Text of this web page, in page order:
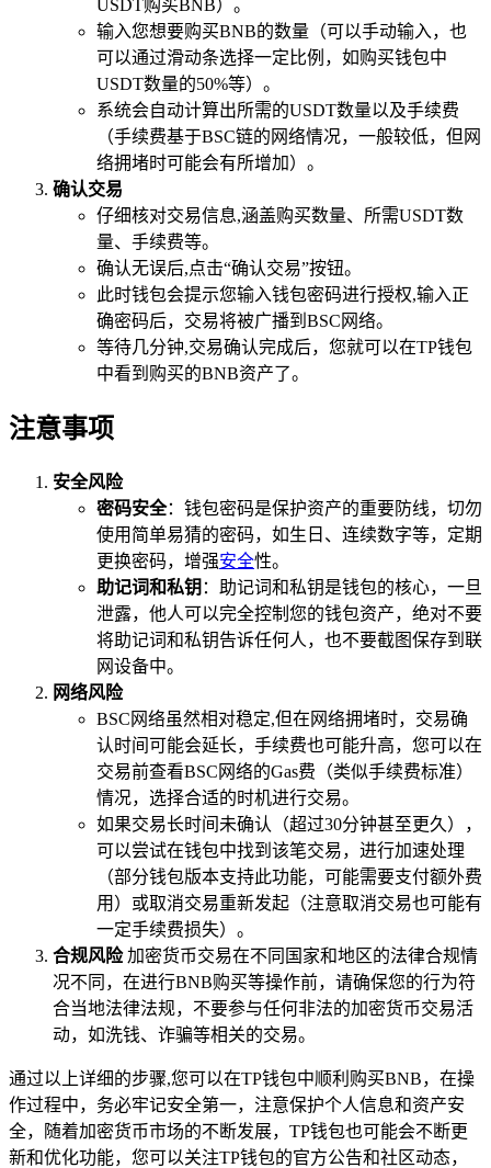
USDT购买BNB）。
输入您想要购买BNB的数量（可以手动输入，也
可以通过滑动条选择一定比例，如购买钱包中
USDT数量的50%等）。
系统会自动计算出所需的USDT数量以及手续费
（手续费基于BSC链的网络情况，一般较低，但网
络拥堵时可能会有所增加）。
确认交易
仔细核对交易信息,涵盖购买数量、所需USDT数
量、手续费等。
确认无误后,点击“确认交易”按钮。
此时钱包会提示您输入钱包密码进行授权,输入正
确密码后，交易将被广播到BSC网络。
等待几分钟,交易确认完成后，您就可以在TP钱包
中看到购买的BNB资产了。
注意事项
安全风险
密码安全：钱包密码是保护资产的重要防线，切勿
使用简单易猜的密码，如生日、连续数字等，定期
更换密码，增强安全性。
助记词和私钥 ：助记词和私钥是钱包的核心，一旦
泄露，他人可以完全控制您的钱包资产，绝对不要
将助记词和私钥告诉任何人，也不要截图保存到联
网设备中。
网络风险
BSC网络虽然相对稳定,但在网络拥堵时，交易确
认时间可能会延长，手续费也可能升高，您可以在
交易前查看BSC网络的Gas费（类似手续费标准）
情况，选择合适的时机进行交易。
如果交易长时间未确认（超过30分钟甚至更久），
可以尝试在钱包中找到该笔交易，进行加速处理
（部分钱包版本支持此功能，可能需要支付额外费
用）或取消交易重新发起（注意取消交易也可能有
一定手续费损失）。
合规风险加密货币交易在不同国家和地区的法律合规情
况不同，在进行BNB购买等操作前，请确保您的行为符
合当地法律法规，不要参与任何非法的加密货币交易活
动，如洗钱、诈骗等相关的交易。
通过以上详细的步骤,您可以在TP钱包中顺利购买BNB，在操
作过程中，务必牢记安全第一，注意保护个人信息和资产安
全，随着加密货币市场的不断发展，TP钱包也可能会不断更
新和优化功能，您可以关注TP钱包的官方公告和社区动态，